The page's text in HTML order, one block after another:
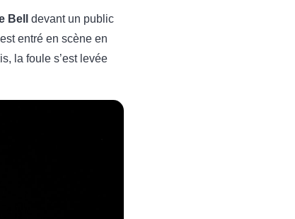
Bell
devant un public
est entré en scène en
la foule s’est levée